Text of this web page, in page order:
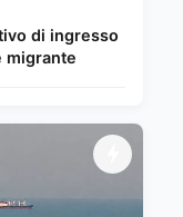
di ingresso
migrante